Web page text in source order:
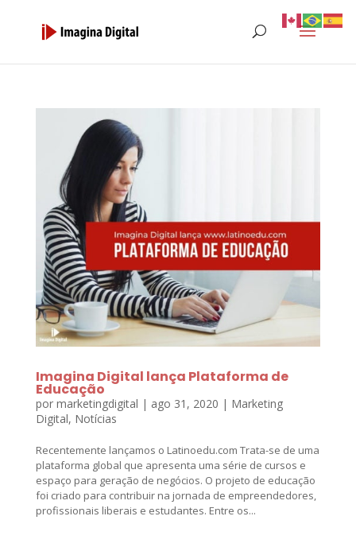
Imagina Digital lança Plataforma de
Educação
por marketingdigital | ago 31, 2020 | Marketing
Digital, Notícias
Recentemente lançamos o Latinoedu.com Trata-se de uma
plataforma global que apresenta uma série de cursos e
espaço para geração de negócios. O projeto de educação
foi criado para contribuir na jornada de empreendedores,
profissionais liberais e estudantes. Entre os...